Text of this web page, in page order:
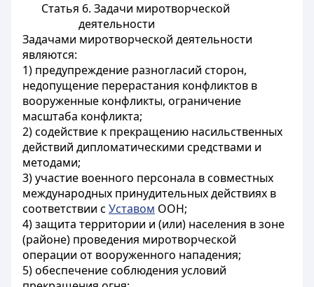
Статья 6. Задачи миротворческой
деятельности
Задачами миротворческой деятельности
являются:
1) предупреждение разногласий сторон,
недопущение перерастания конфликтов в
вооруженные конфликты, ограничение
масштаба конфликта;
2) содействие к прекращению насильственных
действий дипломатическими средствами и
методами;
3) участие военного персонала в совместных
международных принудительных действиях в
соответствии с Уставом ООН;
4) защита территории и (или) населения в зоне
(районе) проведения миротворческой
операции от вооруженного нападения;
5) обеспечение соблюдения условий